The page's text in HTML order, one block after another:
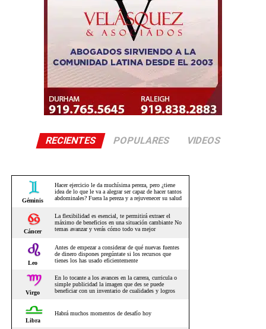
RECIENTES POPULARES VIDEOS